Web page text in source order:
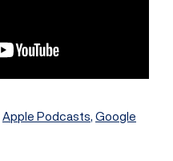
Apple Podcasts, Google